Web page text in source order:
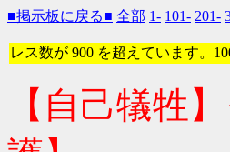
■掲示板に戻る■ 全部 1- 101- 201-
レス数が 900 を超えています。
【自己犠牲